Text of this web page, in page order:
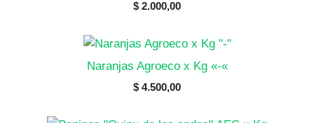
$ 2.000,00
Naranjas Agroeco x Kg «-«
$ 4.500,00